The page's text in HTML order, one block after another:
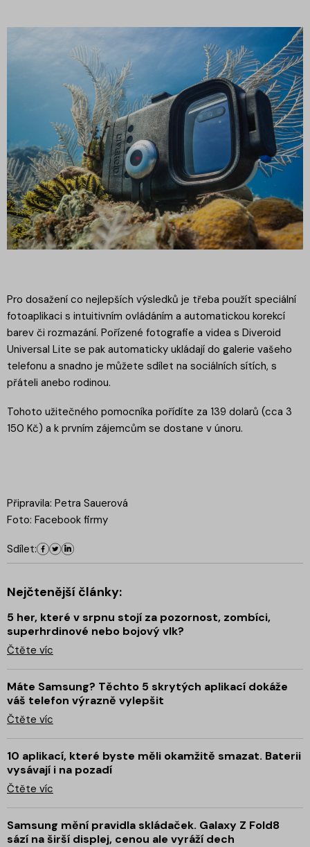
Pro dosažení co nejlepších výsledků je třeba použít speciální
fotoaplikaci s intuitivním ovládáním a automatickou korekcí
barev či rozmazání. Pořízené fotografie a videa s Diveroid
Universal Lite se pak automaticky ukládají do galerie vašeho
telefonu a snadno je můžete sdílet na sociálních sítích, s
přáteli anebo rodinou.
Tohoto užitečného pomocníka pořídíte za 139 dolarů (cca 3
150 Kč) a k prvním zájemcům se dostane v únoru.
Připravila: Petra Sauerová
Foto: Facebook firmy
Sdílet:
Nejčtenější články:
5 her, které v srpnu stojí za pozornost, zombíci,
superhrdinové nebo bojový vlk?
Čtěte víc
Máte Samsung? Těchto 5 skrytých aplikací dokáže
váš telefon výrazně vylepšit
Čtěte víc
10 aplikací, které byste měli okamžitě smazat. Baterii
vysávají i na pozadí
Čtěte víc
Samsung mění pravidla skládaček. Galaxy Z Fold8
sází na širší displej, cenou ale vyráží dech